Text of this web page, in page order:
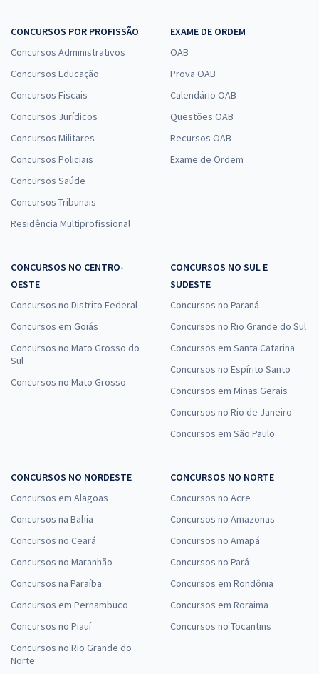
CONCURSOS POR PROFISSÃO
Concursos Administrativos
Concursos Educação
Concursos Fiscais
Concursos Jurídicos
Concursos Militares
Concursos Policiais
Concursos Saúde
Concursos Tribunais
Residência Multiprofissional
EXAME DE ORDEM
OAB
Prova OAB
Calendário OAB
Questões OAB
Recursos OAB
Exame de Ordem
CONCURSOS NO CENTRO-
OESTE
Concursos no Distrito Federal
Concursos em Goiás
Concursos no Mato Grosso do
Sul
Concursos no Mato Grosso
CONCURSOS NO SUL E
SUDESTE
Concursos no Paraná
Concursos no Rio Grande do Sul
Concursos em Santa Catarina
Concursos no Espírito Santo
Concursos em Minas Gerais
Concursos no Rio de Janeiro
Concursos em São Paulo
CONCURSOS NO NORDESTE
Concursos em Alagoas
Concursos na Bahia
Concursos no Ceará
Concursos no Maranhão
Concursos na Paraíba
Concursos em Pernambuco
Concursos no Piauí
Concursos no Rio Grande do
Norte
CONCURSOS NO NORTE
Concursos no Acre
Concursos no Amazonas
Concursos no Amapá
Concursos no Pará
Concursos em Rondônia
Concursos em Roraima
Concursos no Tocantins